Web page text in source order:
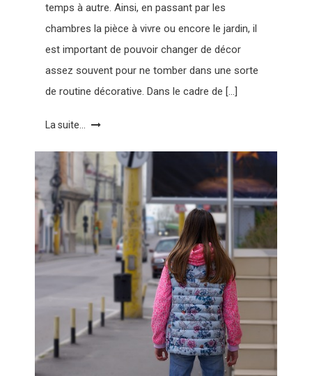
temps à autre. Ainsi, en passant par les
chambres la pièce à vivre ou encore le jardin, il
est important de pouvoir changer de décor
assez souvent pour ne tomber dans une sorte
de routine décorative. Dans le cadre de […]
La suite...